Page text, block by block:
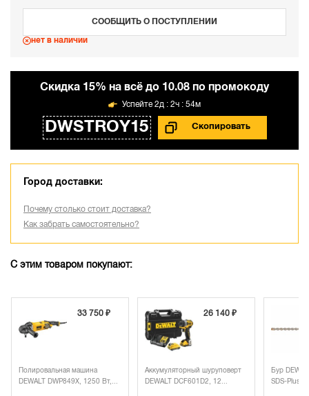
СООБЩИТЬ О ПОСТУПЛЕНИИ
нет в наличии
Cкидка 15% на всё до 10.08 по промокоду
DWSTROY15
2д : 2ч : 54м
Город доставки:
Почему столько стоит доставка?
Как забрать самостоятельно?
С этим товаром покупают:
33 750 ₽
Полировальная машина
DEWALT DWP849X, 1250 Вт,...
26 140 ₽
Аккумуляторный шуруповерт
DEWALT DCF601D2, 12...
Бур
SDS-Plus,